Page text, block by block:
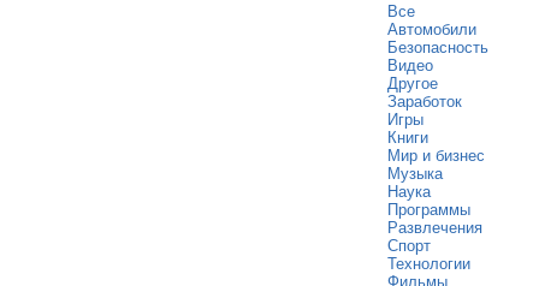
Все
Автомобили
Безопасность
Видео
Другое
Заработок
Игры
Книги
Мир и бизнес
Музыка
Наука
Программы
Развлечения
Спорт
Технологии
Фильмы